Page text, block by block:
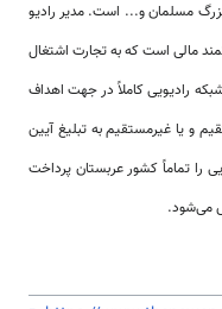
مسلمان و... است. مدیر رادیو
مالی است که به تجارت اشتغال
رادیویی کاملاً در جهت اهداف
و یا غیرمستقیم به تبلیغ آیین
را تماماً کشور عربستان پرداخت
می‌شود.